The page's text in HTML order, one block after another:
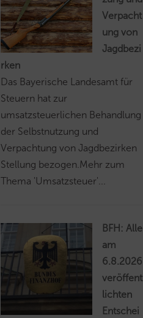
Verpacht
ung von
Jagdbezi
rken
Das Bayerische Landesamt für
Steuern hat zur
umsatzsteuerlichen Behandlung
der Selbstnutzung und
Verpachtung von Jagdbezirken
Stellung bezogen.Mehr zum
Thema 'Umsatzsteuer'...
BFH: Alle
am
6.8.2026
veröffent
lichten
Entschei